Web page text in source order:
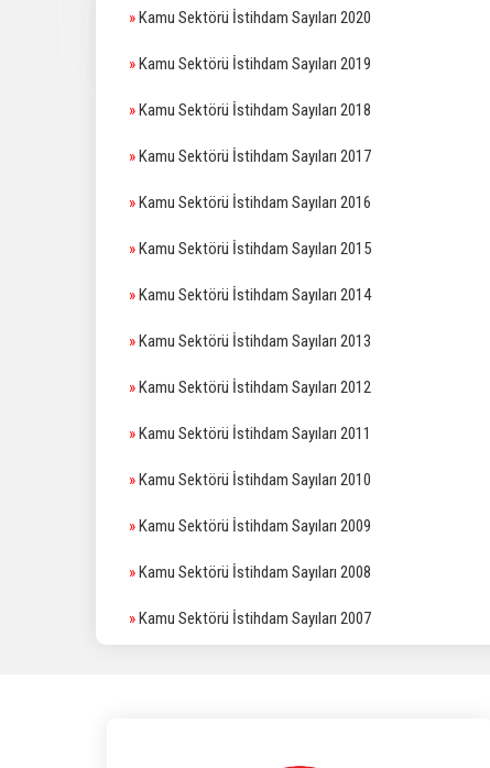
»Kamu Sektörü İstihdam Sayıları 2020
»Kamu Sektörü İstihdam Sayıları 2019
»Kamu Sektörü İstihdam Sayıları 2018
»Kamu Sektörü İstihdam Sayıları 2017
»Kamu Sektörü İstihdam Sayıları 2016
»Kamu Sektörü İstihdam Sayıları 2015
»Kamu Sektörü İstihdam Sayıları 2014
»Kamu Sektörü İstihdam Sayıları 2013
»Kamu Sektörü İstihdam Sayıları 2012
»Kamu Sektörü İstihdam Sayıları 2011
»Kamu Sektörü İstihdam Sayıları 2010
»Kamu Sektörü İstihdam Sayıları 2009
»Kamu Sektörü İstihdam Sayıları 2008
»Kamu Sektörü İstihdam Sayıları 2007